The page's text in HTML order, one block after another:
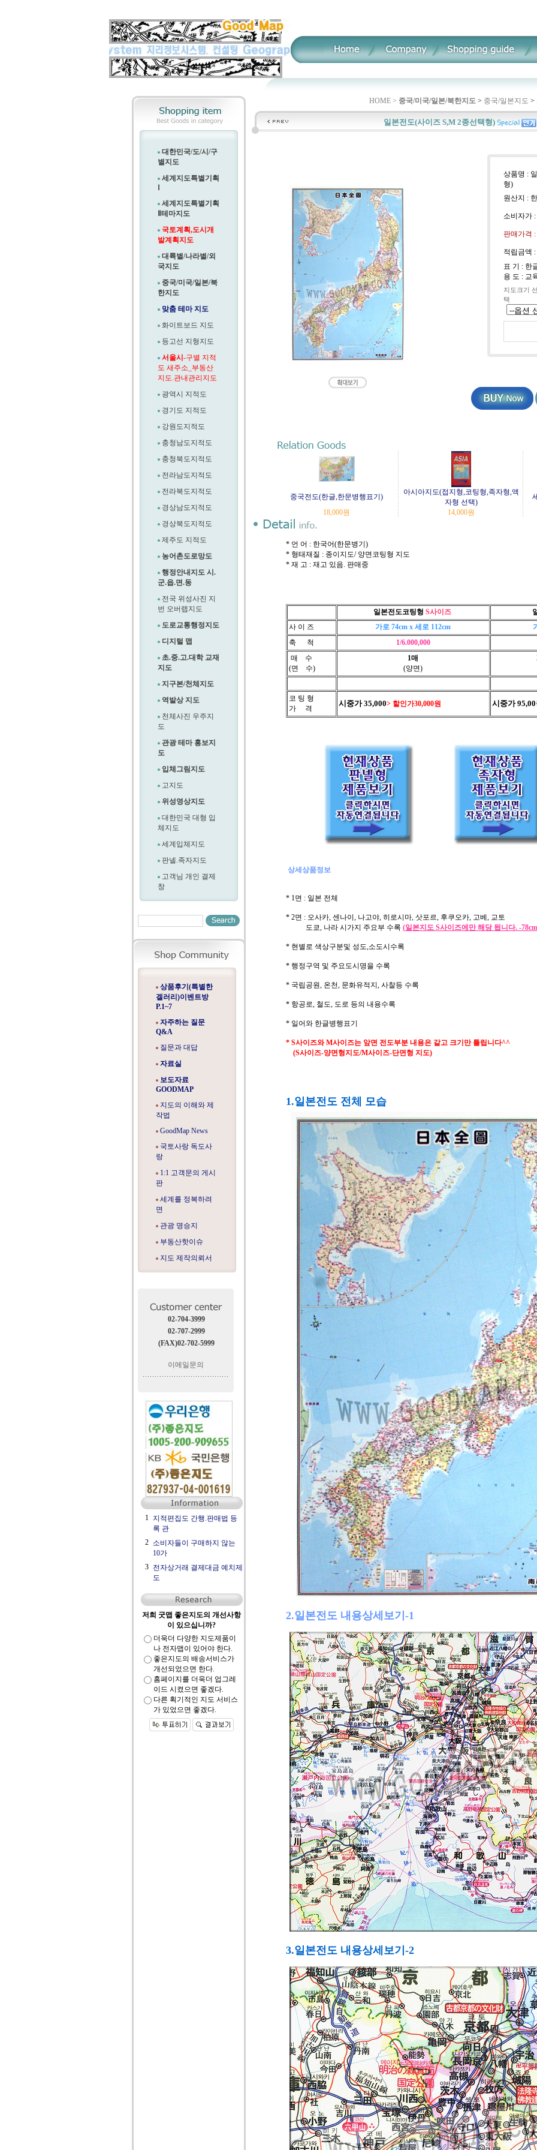
대한민국/도/시/구
별지도
세계지도특별기획
세계지도특별기획
테마지도
국토계획,도시개
발계획지도
대륙별/나라별/외
국지도
중국/미국/일본/북
한지도
맞춤 테마 지도
화이트보드 지도
등고선 지형지도
서울시 -구별 지적
도 새주소_부동산
지도.관내관리지도
광역시 지적도
경기도 지적도
강원도지적도
충청남도지적도
충청북도지적도
전라남도지적도
전라북도지적도
경상남도지적도
경상북도지적도
제주도 지적도
농어촌도로망도
행정안내지도 시.
군.읍.면.동
전국 위성사진 지
번 오버랩지도
도로교통행정지도
디지털 맵
초.중.고.대학 교재
지도
지구본/천체지도
역발상 지도
천체사진 우주지
도
관광 테마 홍보지
도
입체그림지도
고지도
위성영상지도
대한민국 대형 입
체지도
세계입체지도
판넬.족자지도
고객님 개인 결제
창
상품후기(특별한
겔러리)이벤트방
P.1~7
자주하는 질문
Q&A
질문과 대답
자료실
보도자료
GOODMAP
지도의 이해와 제
작법
GoodMap News
국토사랑 독도사
랑
1:1 고객문의 게시
판
세계를 정복하려
면
관광 명승지
부동산핫이슈
지도 제작의뢰서
02-704-3999
02-707-2999
(FAX)02-702-5999
이메일문의
1
지적편집도 간행.판매법 등
록 관
2
소비자들이 구매하지 않는
10가
3
전자상거래 결제대금 예치제
도
저희 굿맵 좋은지도의 개선사항
이 있으십니까?
더욱더 다양한 지도제품이
나 전자맵이 있어야 한다.
좋은지도의 배송서비스가
개선되었으면 한다.
홈페이지를 더욱더 업그레
이드 시켰으면 좋겠다.
다른 획기적인 지도 서비스
가 있었으면 좋겠다.
HOME > 중국/미국/일본/북한지도 > 중국/일본지도 >
일본전도(사이즈 S,M 2종선택형)
상품명 :
형)
원산지 :
소비자가 :
판매가격 :
적립금액 :
표 기 : 한
용 도 : 교
지도크기 선
택
중국전도(한글,한문병행표기)
아시아지도(접지형,코팅형,족자형,액
자형 선택)
18,000원 14,000원
* 언 어 : 한국어(한문병기)
* 형태재질 : 종이지도/ 양면코팅형 지도
* 재 고 : 재고 있음. 판매중
일본전도코팅형 S사이즈
사 이 즈
가로 74cm x 세로 112cm
축 척
1/6.000,000
매 수
(면 수)
1매
(양면)
코 팅 형
가 격
시중가 35,000> 할인가30,000원 시중가 95,00
상세상품정보
* 1면 : 일본 전체
* 2면 : 오사카, 센나이, 나고야, 히로시마, 삿포르, 후쿠오카, 고베, 교토
도쿄, 나라 시가지 주요부 수록 (일본지도 S사이즈에만 해당 됩니다. -
* 현별로 색상구분및 성도,소도시수록
* 행정구역 및 주요도시명을 수록
* 국립공원, 온천, 문화유적지, 사찰등 수록
* 항공로, 철도, 도로 등의 내용수록
* 일어와 한글병행표기
* S사이즈와 M사이즈는 앞면 전도부분 내용은 같고 크기만 틀립니다^^
(S사이즈-양면형지도/M사이즈-단면형 지도)
1.일본전도 전체 모습
2.일본전도 내용상세보기-1
3.일본전도 내용상세보기-2